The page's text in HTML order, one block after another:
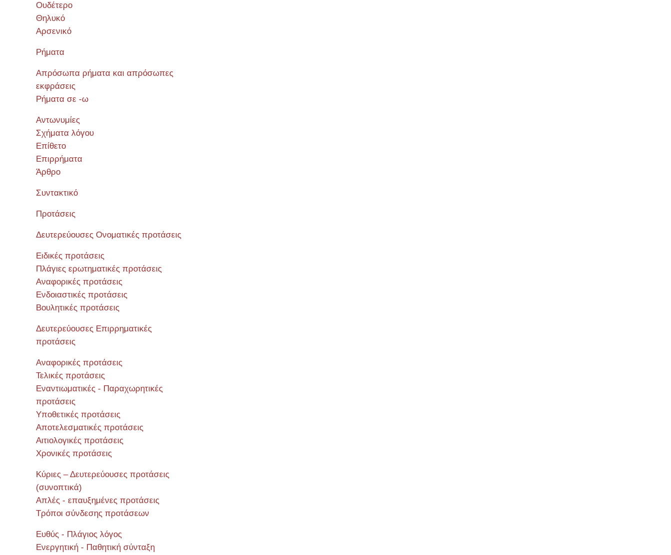
Ουδέτερο
Θηλυκό
Αρσενικό
Ρήματα
Απρόσωπα ρήματα και απρόσωπες
εκφράσεις
Ρήματα σε -ω
Αντωνυμίες
Σχήματα λόγου
Επίθετο
Επιρρήματα
Άρθρο
Συντακτικό
Προτάσεις
Δευτερεύουσες Ονοματικές προτάσεις
Ειδικές προτάσεις
Πλάγιες ερωτηματικές προτάσεις
Αναφορικές προτάσεις
Ενδοιαστικές προτάσεις
Βουλητικές προτάσεις
Δευτερεύουσες Επιρρηματικές
προτάσεις
Αναφορικές προτάσεις
Τελικές προτάσεις
Εναντιωματικές - Παραχωρητικές
προτάσεις
Υποθετικές προτάσεις
Αποτελεσματικές προτάσεις
Αιτιολογικές προτάσεις
Χρονικές προτάσεις
Κύριες – Δευτερεύουσες προτάσεις
(συνοπτικά)
Απλές - επαυξημένες προτάσεις
Τρόποι σύνδεσης προτάσεων
Ευθύς - Πλάγιος λόγος
Ενεργητική - Παθητική σύνταξη